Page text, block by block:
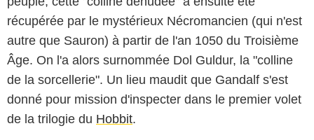
récupérée par le mystérieux Nécromancien (qui n'est
autre que Sauron) à partir de l'an 1050 du Troisième
Âge. On l'a alors surnommée Dol Guldur, la "colline
de la sorcellerie". Un lieu maudit que Gandalf s'est
donné pour mission d'inspecter dans le premier volet
de la trilogie du Hobbit.